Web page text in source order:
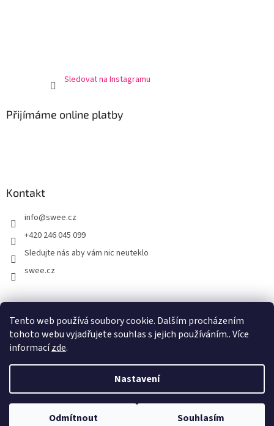
Tento web používá soubory cookie. Dalším procházením
tohoto webu vyjadřujete souhlas s jejich používáním.. Více
informacízde.
Nastavení
Odmítnout Souhlasím
Sledovat na Instagramu
Přijímáme online platby
Kontakt
info@swee.cz
+420 246 045 099
Sledujte nás aby vám nic neuteklo
swee.cz
Copyright 2026Swee.cz. Všechna práva vyhrazena.Upravit